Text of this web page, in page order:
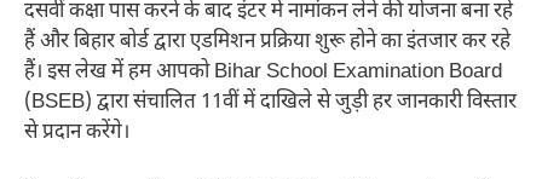
दसवीं कक्षा पास करने के बाद इंटर में नामांकन लेने की योजना बना रहे
हैं और बिहार बोर्ड द्वारा एडमिशन प्रक्रिया शुरू होने का इंतजार कर रहे
हैं। इस लेख में हम आपको Bihar School Examination Board
(BSEB) द्वारा संचालित 11वीं में दाखिले से जुड़ी हर जानकारी विस्तार
से प्रदान करेंगे।